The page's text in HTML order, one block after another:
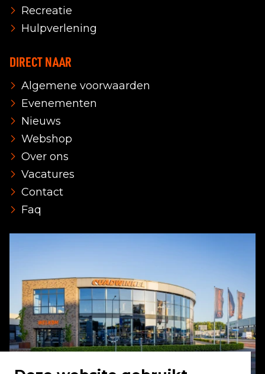
Recreatie
Hulpverlening
DIRECT NAAR
Algemene voorwaarden
Evenementen
Nieuws
Webshop
Over ons
Vacatures
Contact
Faq